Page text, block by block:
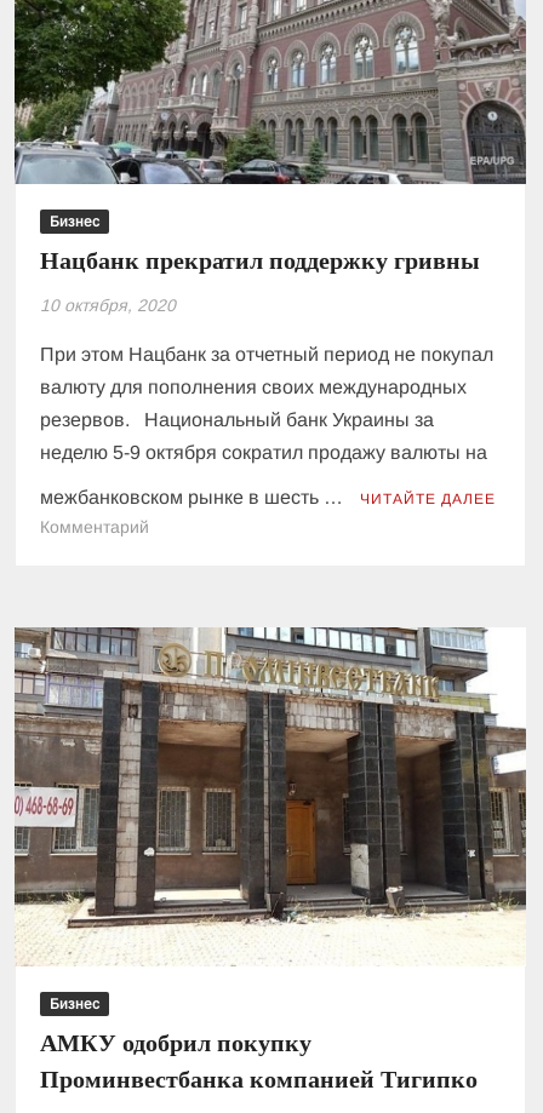
Бизнес
Нацбанк прекратил поддержку гривны
10 октября, 2020
При этом Нацбанк за отчетный период не покупал
валюту для пополнения своих международных
резервов. Национальный банк Украины за
неделю 5-9 октября сократил продажу валюты на
межбанковском рынке в шесть … ЧИТАЙТЕ ДАЛЕЕ
Комментарий
гривны
Бизнес
АМКУ одобрил покупку
Проминвестбанка компанией Тигипко